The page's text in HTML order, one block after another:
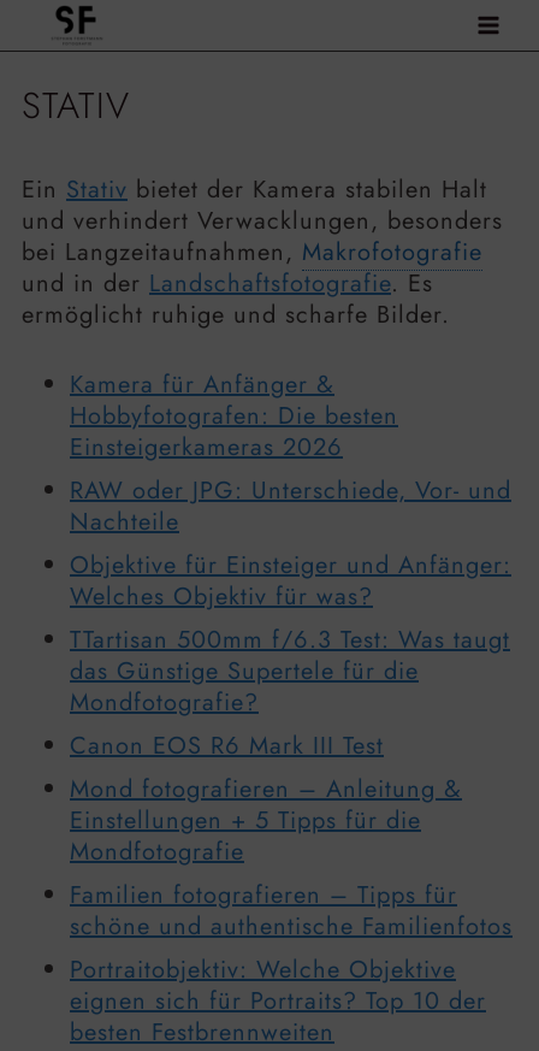
Inhalt
STATIV
Ein Stativ bietet der Kamera stabilen Halt
und verhindert Verwacklungen, besonders
bei Langzeitaufnahmen, Makrofotografie
und in der Landschaftsfotografie. Es
ermöglicht ruhige und scharfe Bilder.
Kamera für Anfänger &
Hobbyfotografen: Die besten
Einsteigerkameras 2026
RAW oder JPG: Unterschiede, Vor- und
Nachteile
Objektive für Einsteiger und Anfänger:
Welches Objektiv für was?
TTartisan 500mm f/6.3 Test: Was taugt
das Günstige Supertele für die
Mondfotografie?
Canon EOS R6 Mark III Test
Mond fotografieren – Anleitung &
Einstellungen + 5 Tipps für die
Mondfotografie
Familien fotografieren – Tipps für
schöne und authentische Familienfotos
Portraitobjektiv: Welche Objektive
eignen sich für Portraits? Top 10 der
besten Festbrennweiten